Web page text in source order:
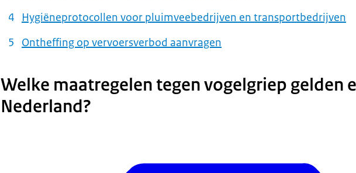
Hygiëneprotocollen voor pluimveebedrijven en transportbedrijven
Ontheffing op vervoersverbod aanvragen
Welke maatregelen tegen vogelgriep gelden
Nederland?